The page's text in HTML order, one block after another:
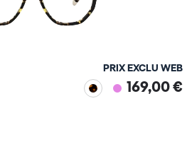
PRIX EXCLU WEB
169,00 €